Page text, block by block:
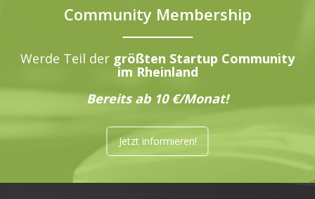
Community Membership
Werde Teil der größten Startup Community
im Rheinland
Bereits ab 10 €/Monat!
Jetzt informieren!